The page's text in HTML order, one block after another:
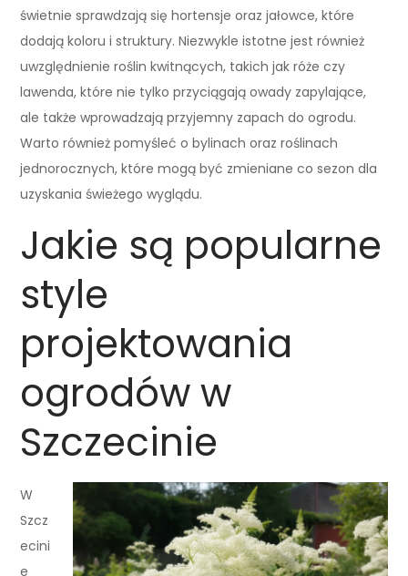
świetnie sprawdzają się hortensje oraz jałowce, które
dodają koloru i struktury. Niezwykle istotne jest również
uwzględnienie roślin kwitnących, takich jak róże czy
lawenda, które nie tylko przyciągają owady zapylające,
ale także wprowadzają przyjemny zapach do ogrodu.
Warto również pomyśleć o bylinach oraz roślinach
jednorocznych, które mogą być zmieniane co sezon dla
uzyskania świeżego wyglądu.
Jakie są popularne
style
projektowania
ogrodów w
Szczecinie
W
Szcz
ecini
e